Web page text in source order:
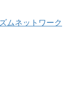
ムネットワーク